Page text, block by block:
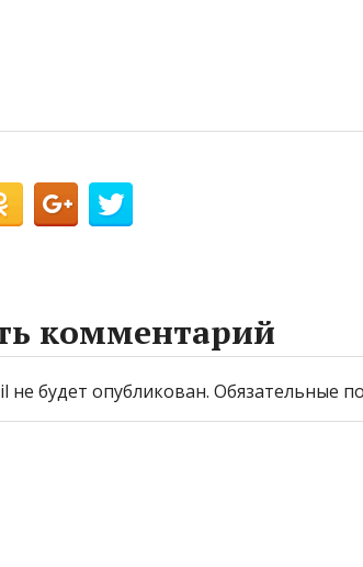
комментарий
не будет опубликован. Обязательные